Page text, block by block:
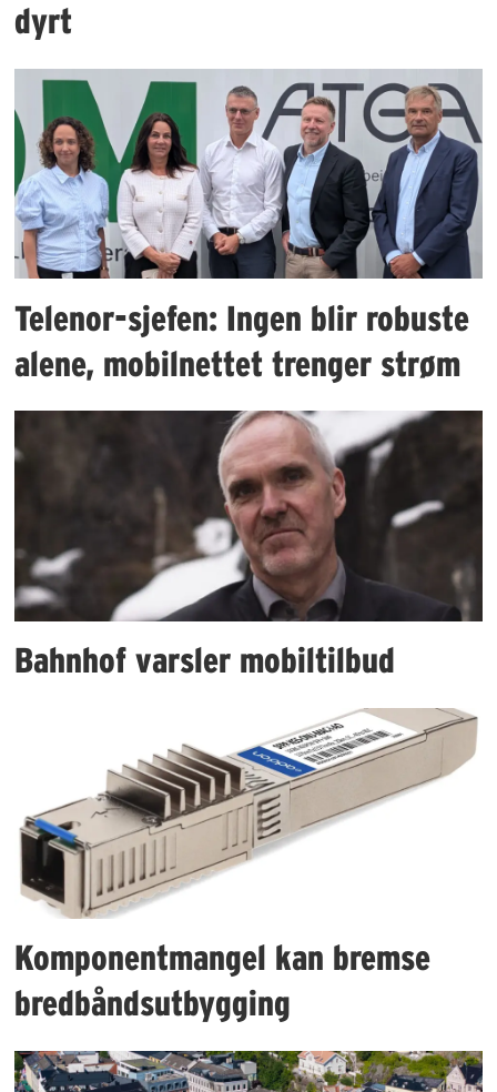
dyrt
Telenor-sjefen: Ingen blir robuste
alene, mobilnettet trenger strøm
Bahnhof varsler mobiltilbud
Komponentmangel kan bremse
bredbåndsutbygging